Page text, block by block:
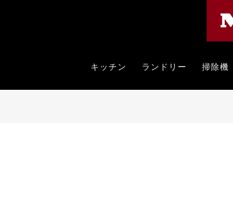
キッチン ランドリー 掃除機